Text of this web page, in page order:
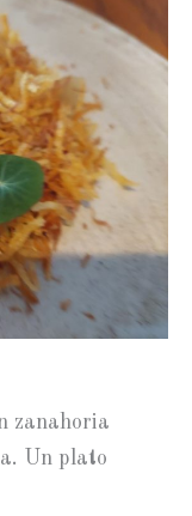
zanahoria
Un plato